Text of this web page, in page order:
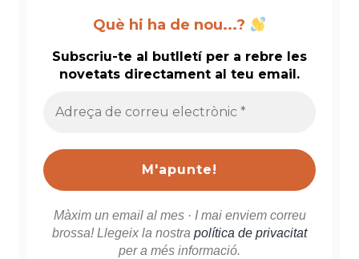
Què hi ha de nou...?
Subscriu-te al butlletí per a rebre les
novetats directament al teu email.
*
Màxim un email al mes · I mai enviem correu
brossa! Llegeix la nostra política de privacitat
per a més informació.